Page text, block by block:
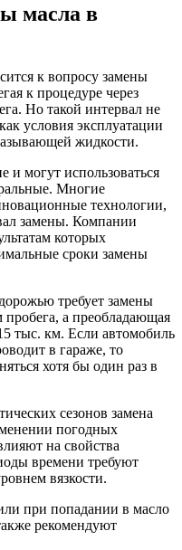
масла в
к вопросу замены
к процедуре через
Но такой интервал не
условия эксплуатации
жидкости.
и могут использоваться
Многие
технологии,
замены. Компании
которых
сроки замены
требует замены
а преобладающая
тыс. км. Если автомобиль
в гараже, то
хотя бы один раз в
сезонов замена
погодных
на свойства
времени требуют
вязкости.
при попадании в масло
рекомендуют